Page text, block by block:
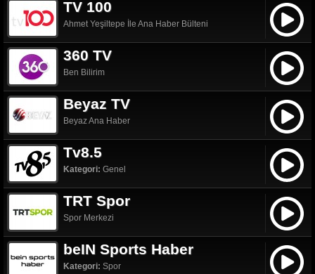
TV 100
Ahmet Yeşiltepe İle Ana Haber Bülteni
360 TV
Ben Bilirim
Beyaz TV
Beyaz Ana Haber
Tv8.5
Kategori: Genel
TRT Spor
Spor Merkezi
beIN Sports Haber
Kategori: Spor